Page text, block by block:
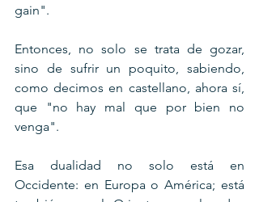
gain".
Entonces, no solo se trata de gozar,
sino de sufrir un poquito, sabiendo,
como decimos en castellano, ahora sí,
que "no hay mal que por bien no
venga".
Esa dualidad no solo está en
Occidente: en Europa o América; está